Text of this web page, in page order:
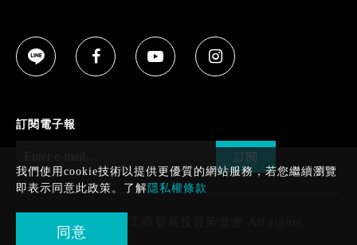
訂閱電子報
訂閱
reserved.
我們使用cookie技術以提供更優質的網站服務，若您繼續瀏覽
即表示同意此政策。了解 隱私權條款
同意